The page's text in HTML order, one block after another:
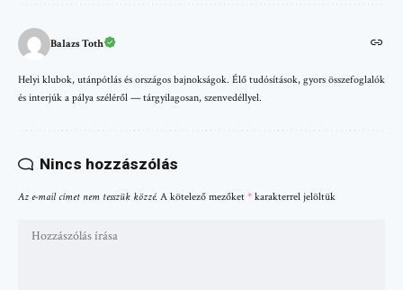
Balazs Toth
Helyi klubok, utánpótlás és országos bajnokságok. Élő tudósítások, gyors összefoglalók
és interjúk a pálya széléről — tárgyilagosan, szenvedéllyel.
Nincs hozzászólás
Az e-mail címet nem tesszük közzé. A kötelező mezőket * karakterrel jelöltük